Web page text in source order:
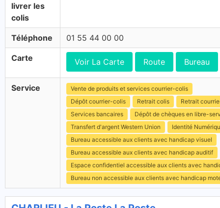
livrer les
colis
Téléphone 01 55 44 00 00
Carte Voir La Carte Route Bureau
Service
Vente de produits et services courrier-colis
Dépôt courrier-colis
Retrait colis
Retrait
Services bancaires
Dépôt de chèques en libre-
Transfert d'argent Western Union
Identité
Bureau accessible aux clients avec handicap visuel
Bureau accessible aux clients avec handicap auditif
Espace confidentiel accessible aux clients avec
Bureau non accessible aux clients avec handicap